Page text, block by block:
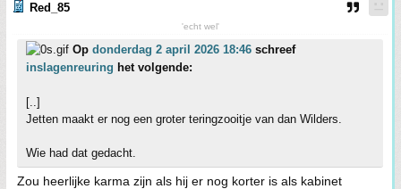
Red_85
'echt wel'
Op donderdag 2 april 2026 18:46 schreef
inslagenreuring het volgende:
[..]
Jetten maakt er nog een groter teringzooitje van dan Wilders.
Wie had dat gedacht.
Zou heerlijke karma zijn als hij er nog korter is als kabinet